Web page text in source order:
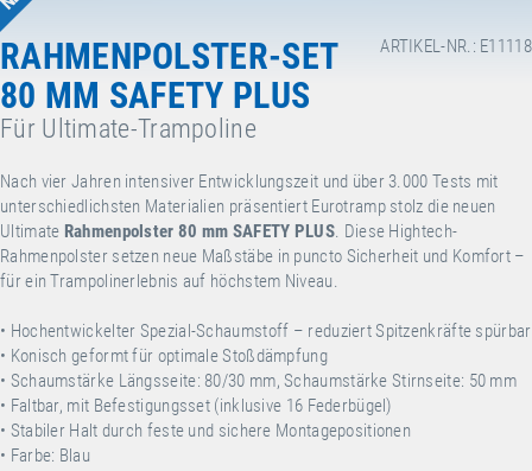
ARTIKEL-NR.: E11118
RAHMENPOLSTER-SET
80 MM SAFETY PLUS
Für Ultimate-Trampoline
Nach vier Jahren intensiver Entwicklungszeit und über 3.000 Tests mit
unterschiedlichsten Materialien präsentiert Eurotramp stolz die neuen
Ultimate Rahmenpolster 80 mm SAFETY PLUS. Diese Hightech-
Rahmenpolster setzen neue Maßstäbe in puncto Sicherheit und Komfort –
für ein Trampolinerlebnis auf höchstem Niveau.
• Hochentwickelter Spezial-Schaumstoff – reduziert Spitzenkräfte spürbar
• Konisch geformt für optimale Stoßdämpfung
• Schaumstärke Längsseite: 80/30 mm, Schaumstärke Stirnseite: 50 mm
• Faltbar, mit Befestigungsset (inklusive 16 Federbügel)
• Stabiler Halt durch feste und sichere Montagepositionen
• Farbe: Blau